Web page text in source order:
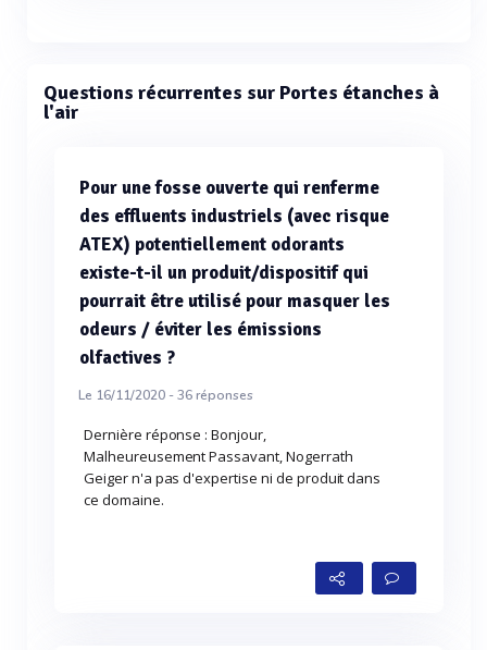
Questions récurrentes sur Portes étanches à
l'air
Pour une fosse ouverte qui renferme
des effluents industriels (avec risque
ATEX) potentiellement odorants
existe-t-il un produit/dispositif qui
pourrait être utilisé pour masquer les
odeurs / éviter les émissions
olfactives ?
Le 16/11/2020 -36réponses
Dernière réponse : Bonjour,
Malheureusement Passavant, Nogerrath
Geiger n'a pas d'expertise ni de produit dans
ce domaine.